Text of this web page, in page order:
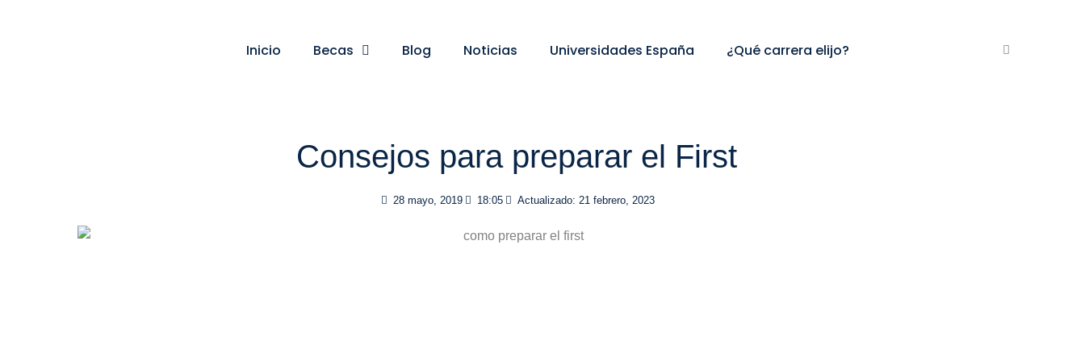
Inicio Becas Blog Noticias Universidades España ¿Qué carrera elijo?
Consejos para preparar el First
28 mayo, 2019 18:05 Actualizado: 21 febrero, 2023